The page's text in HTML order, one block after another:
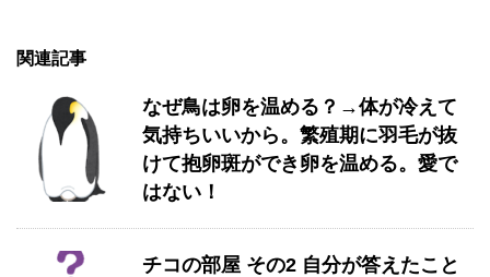
関連記事
なぜ鳥は卵を温める？→体が冷えて
気持ちいいから。繁殖期に羽毛が抜
けて抱卵斑ができ卵を温める。愛で
はない！
チコの部屋 その2 自分が答えたこと